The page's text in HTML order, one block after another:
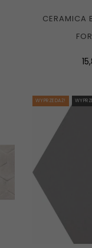
CERAMICA
WYPRZEDAŻ!